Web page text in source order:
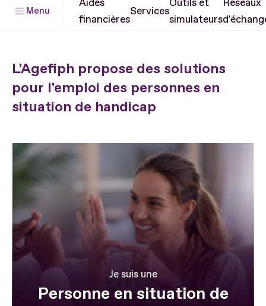
Menu
financières
Services
simulateurs
L'Agefiph propose des solutions
pour l'emploi des personnes en
situation de handicap
Je suis une
Personne en situation de